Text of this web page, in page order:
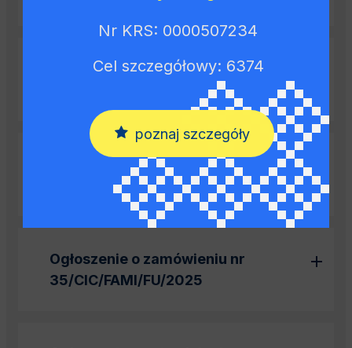
Ogłoszenie o zamówieniu nr
Ogłoszenie o zamówieniu nr
36/CIC/FAMI/FU/2025
Ogłoszenie o zamówieniu nr
35/CIC/FAMI/FU/2025
Nr KRS: 0000507234
Cel szczegółowy: 6374
poznaj szczegóły